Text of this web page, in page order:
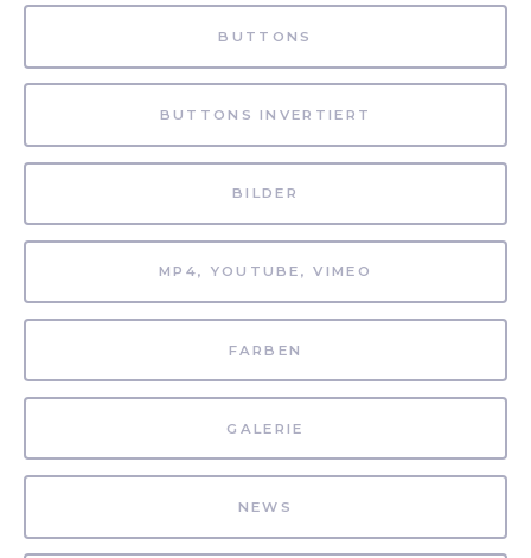
BUTTONS
BUTTONS INVERTIERT
BILDER
MP4, YOUTUBE, VIMEO
FARBEN
GALERIE
NEWS